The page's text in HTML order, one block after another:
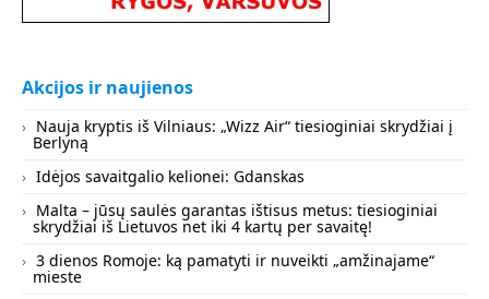
Akcijos ir naujienos
Nauja kryptis iš Vilniaus: „Wizz Air“ tiesioginiai skrydžiai į
Berlyną
Idėjos savaitgalio kelionei: Gdanskas
Malta – jūsų saulės garantas ištisus metus: tiesioginiai
skrydžiai iš Lietuvos net iki 4 kartų per savaitę!
3 dienos Romoje: ką pamatyti ir nuveikti „amžinajame“
mieste